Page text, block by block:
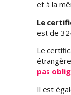
et à la
Le
est de
Le
pas
Il est